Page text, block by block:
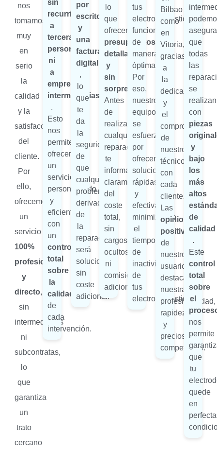
nos
tomamos
muy
en
serio
la
calidad
y la
satisfacción
del
cliente.
Por
ello,
ofrecemos
un
servicio
100%
profesional
y
directo,
sin
intermediarios
ni
subcontratas,
lo
que
garantiza
un
trato
cercano
sin
recurrir
a
terceras
personas
ni
a
empresas
intermediarias
.
Esto
nos
permite
ofrecerte
un
servicio
personalizado
y
eficiente,
con
un
control
total
sobre
la
calidad
de
cada
intervención.
por
escrito
y
una
factura
digital
,
lo
que
te
da
la
seguridad
de
que
cualquier
problema
derivado
de
la
reparación
será
solucionado
sin
coste
adicional.
lo
que
ofrecemos
presupuestos
detallados
y
sin
sorpresas
Antes
de
realizar
cualquier
reparación,
te
informamos
claramente
del
coste
total,
sin
cargos
ocultos
ni
comisiones
adicionales.
tus
electrodomésticos
funcionen
de
manera
óptima.
Por
eso,
nuestro
equipo
se
esfuerza
por
ofrecerte
soluciones
rápidas
y
efectivas,
minimizando
el
tiempo
de
inactividad
de
tus
electrodomésticos.
Bilbao
como
en
Vitoria,
gracias
a
la
dedicación
y
el
compromiso
de
nuestros
técnicos
con
cada
cliente.
Las
opiniones
positivas
de
nuestros
usuarios
destacan
nuestra
profesionalidad,
rapidez
y
precios
competitivos.
que
todas
las
se
realizan
con
piezas
y
bajo
los
más
altos
de
calidad
.
Este
control
total
sobre
el
nos
permite
que
tu
quede
en